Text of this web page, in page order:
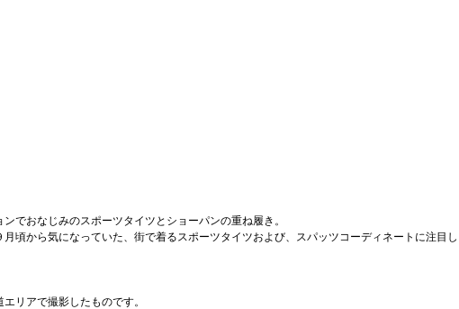
でおなじみのスポーツタイツとショーパンの重ね履き。
頃から気になっていた、街で着るスポーツタイツおよび、スパッツコーディネートに注目し
リアで撮影したものです。